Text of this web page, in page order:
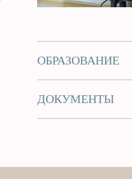
ОБРАЗОВАНИЕ
ДОКУМЕНТЫ